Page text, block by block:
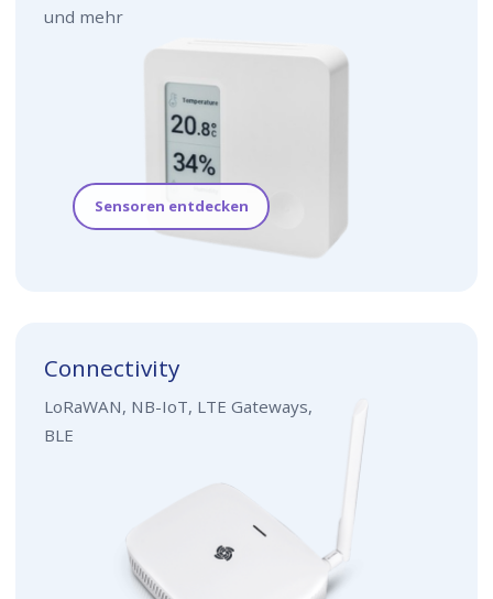
und mehr
Sensoren entdecken
Connectivity
LoRaWAN, NB-IoT, LTE Gateways,
BLE